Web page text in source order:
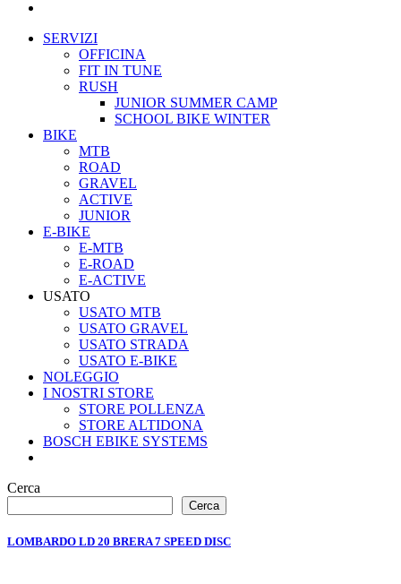
SERVIZI
OFFICINA
FIT IN TUNE
RUSH
JUNIOR SUMMER CAMP
SCHOOL BIKE WINTER
BIKE
MTB
ROAD
GRAVEL
ACTIVE
JUNIOR
E-BIKE
E-MTB
E-ROAD
E-ACTIVE
USATO
USATO MTB
USATO GRAVEL
USATO STRADA
USATO E-BIKE
NOLEGGIO
I NOSTRI STORE
STORE POLLENZA
STORE ALTIDONA
BOSCH EBIKE SYSTEMS
Cerca
Cerca
LOMBARDO LD 20 BRERA 7 SPEED DISC